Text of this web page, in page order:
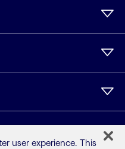
user experience. This